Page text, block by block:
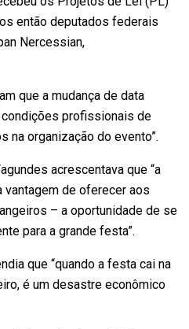
então deputados federais
Nercessian,
que a mudança de data
profissionais de
organização do evento”.
acrescentava que “a
vantagem de oferecer aos
– a oportunidade de se
para a grande festa”.
que “quando a festa cai na
é um desastre econômico